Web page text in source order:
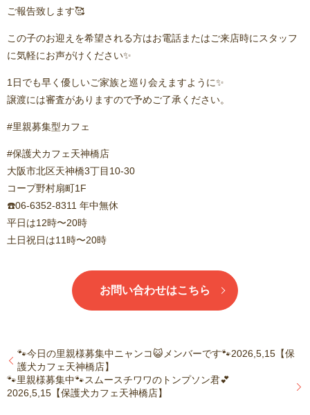
ご報告致します🥰
この子のお迎えを希望される方はお電話またはご来店時にスタッフ
に気軽にお声がけください✨
1日でも早く優しいご家族と巡り会えますように✨️
譲渡には審査がありますので予めご了承ください。
#里親募集型カフェ
#保護犬カフェ天神橋店
大阪市北区天神橋3丁目10-30
コープ野村扇町1F
☎️06-6352-8311 年中無休
平日は12時〜20時
土日祝日は11時〜20時
お問い合わせはこちら
🐾今日の里親様募集中ニャンコ😺メンバーです🐾2026,5,15【保
護犬カフェ天神橋店】
🐾里親様募集中🐾スムースチワワのトンプソン君💕
2026,5,15【保護犬カフェ天神橋店】